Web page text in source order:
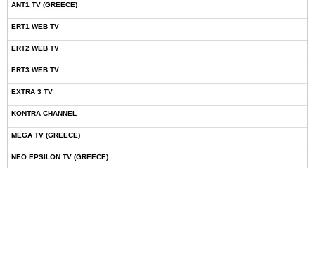
ANT1 TV (GREECE)
ERT1 WEB TV
ERT2 WEB TV
ERT3 WEB TV
EXTRA 3 TV
KONTRA CHANNEL
MEGA TV (GREECE)
NEO EPSILON TV (GREECE)